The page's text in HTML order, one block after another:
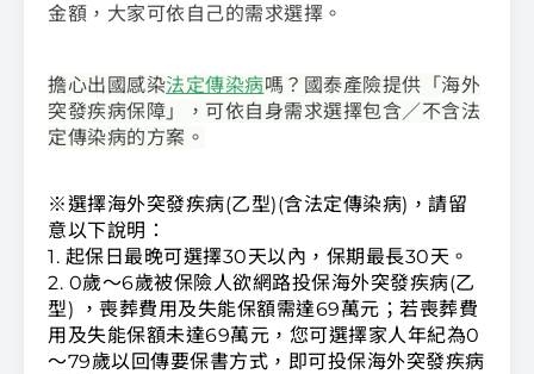
金額，大家可依自己的需求選擇。
擔心出國感染法定傳染病嗎？國泰產險提供「海外
突發疾病保障」，可依自身需求選擇包含／不含法
定傳染病的方案。
※選擇海外突發疾病(乙型)(含法定傳染病)，請留
意以下說明：
1. 起保日最晚可選擇30天以內，保期最長30天。
2. 0歲～6歲被保險人欲網路投保海外突發疾病(乙
型) ，喪葬費用及失能保額需達69萬元；若喪葬費
用及失能保額未達69萬元，您可選擇家人年紀為0
～79歲以回傳要保書方式，即可投保海外突發疾病